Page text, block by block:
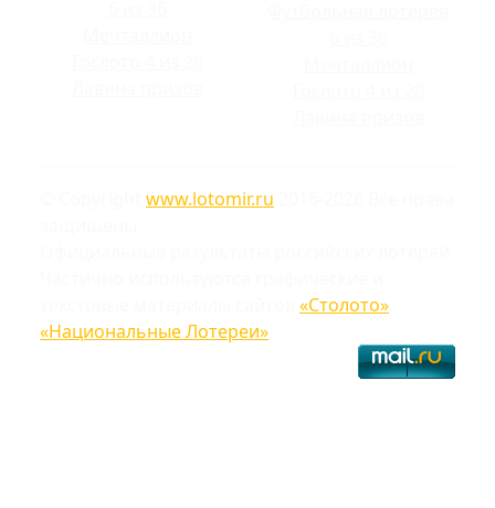
www.lotomir.ru
«Столото»
«Национальные Лотереи»